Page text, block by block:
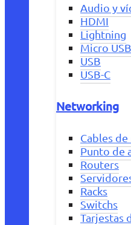
Audio y
HDMI
Lightning
Micro USB
USB
USB-C
Networking
Cables de
Punto de
Routers
Racks
Switchs
Tarjestas